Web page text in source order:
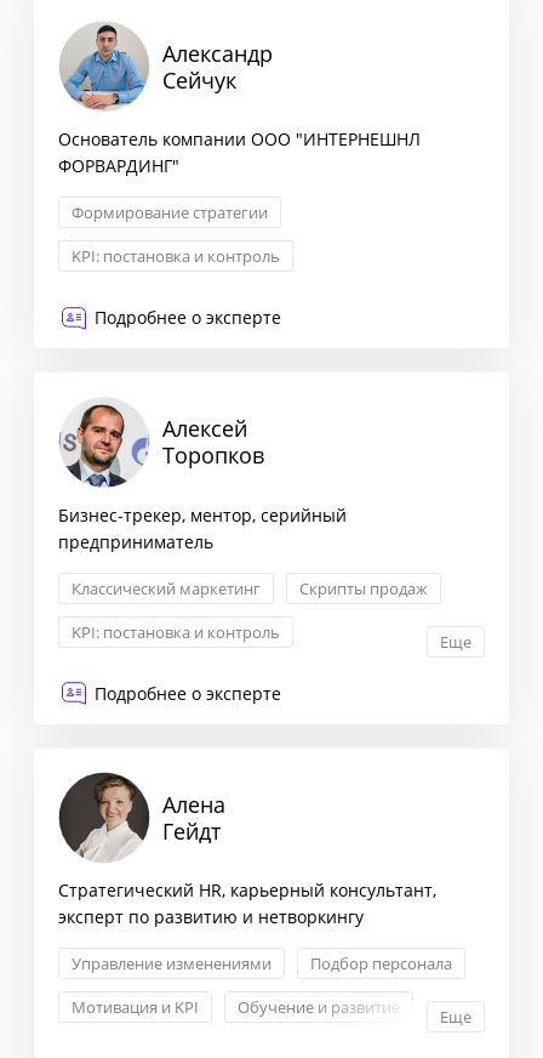
Александр
Сейчук
Основатель компании ООО "ИНТЕРНЕШНЛ
ФОРВАРДИНГ"
Формирование стратегии
KPI: постановка и контроль
Подробнее о эксперте
Алексей
Торопков
Бизнес-трекер, ментор, серийный
предприниматель
Классический маркетинг
Скрипты продаж
KPI: постановка и контроль
Еще
Подробнее о эксперте
Алена
Гейдт
Стратегический HR, карьерный консультант,
эксперт по развитию и нетворкингу
Управление изменениями
Подбор персонала
Мотивация и KPI
Обучение и развитие Еще